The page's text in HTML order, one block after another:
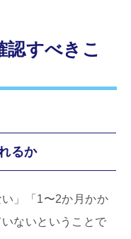
認すべきこ
るか
い」「1〜2か月かか
ないということで